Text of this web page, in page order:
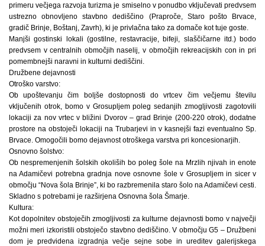
primeru večjega razvoja turizma je smiselno v ponudbo vključevati predvsem
ustrezno obnovljeno stavbno dediščino (Praproče, Staro pošto Brvace,
gradič Brinje, Boštanj, Zavrh), ki je privlačna tako za domače kot tuje goste.
Manjši gostinski lokali (gostilne, restavracije, bifeji, slaščičarne itd.) bodo
predvsem v centralnih območjih naselij, v območjih rekreacijskih con in pri
pomembnejši naravni in kulturni dediščini.
Družbene dejavnosti
Otroško varstvo:
Ob upoštevanju čim boljše dostopnosti do vrtcev čim večjemu številu
vključenih otrok, bomo v Grosupljem poleg sedanjih zmogljivosti zagotovili
lokaciji za nov vrtec v bližini Dvorov – grad Brinje (200-220 otrok), dodatne
prostore na obstoječi lokaciji na Trubarjevi in v kasnejši fazi eventualno Sp.
Brvace. Omogočili bomo dejavnost otroškega varstva pri koncesionarjih.
Osnovno šolstvo:
Ob nespremenjenih šolskih okoliših bo poleg šole na Mrzlih njivah in enote
na Adamičevi potrebna gradnja nove osnovne šole v Grosupljem in sicer v
območju “Nova šola Brinje”, ki bo razbremenila staro šolo na Adamičevi cesti.
Skladno s potrebami je razširjena Osnovna šola Šmarje.
Kultura:
Kot dopolnitev obstoječih zmogljivosti za kulturne dejavnosti bomo v največji
možni meri izkoristili obstoječo stavbno dediščino. V območju G5 – Družbeni
dom je predvidena izgradnja večje sejne sobe in ureditev galerijskega